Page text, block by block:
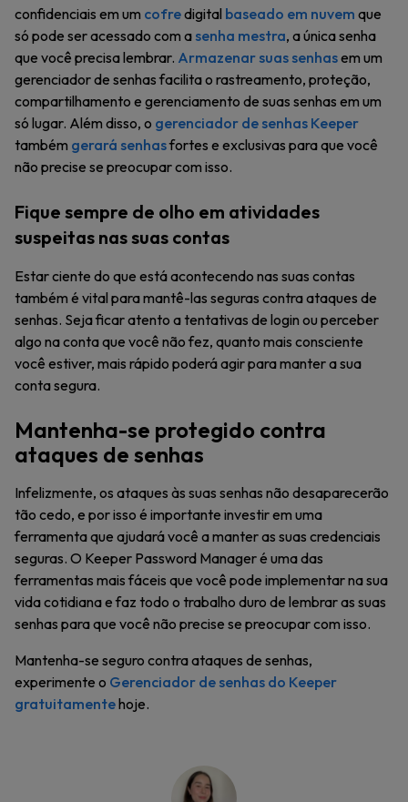
confidenciais em um cofredigital baseado em nuvem que
só pode ser acessado com a senha mestra, a única senha
que você precisa lembrar. Armazenar suas senhasem um
gerenciador de senhas facilita o rastreamento, proteção,
compartilhamento e gerenciamento de suas senhas em um
só lugar. Além disso, o gerenciador de senhas Keeper
também gerará senhasfortes e exclusivas para que você
não precise se preocupar com isso.
Fique sempre de olho em atividades
suspeitas nas suas contas
Estar ciente do que está acontecendo nas suas contas
também é vital para mantê-las seguras contra ataques de
senhas. Seja ficar atento a tentativas de login ou perceber
algo na conta que você não fez, quanto mais consciente
você estiver, mais rápido poderá agir para manter a sua
conta segura.
Mantenha-se protegido contra
ataques de senhas
Infelizmente, os ataques às suas senhas não desaparecerão
tão cedo, e por isso é importante investir em uma
ferramenta que ajudará você a manter as suas credenciais
seguras. O Keeper Password Manager é uma das
ferramentas mais fáceis que você pode implementar na sua
vida cotidiana e faz todo o trabalho duro de lembrar as suas
senhas para que você não precise se preocupar com isso.
Mantenha-se seguro contra ataques de senhas,
experimente o Gerenciador de senhas do Keeper
gratuitamentehoje.